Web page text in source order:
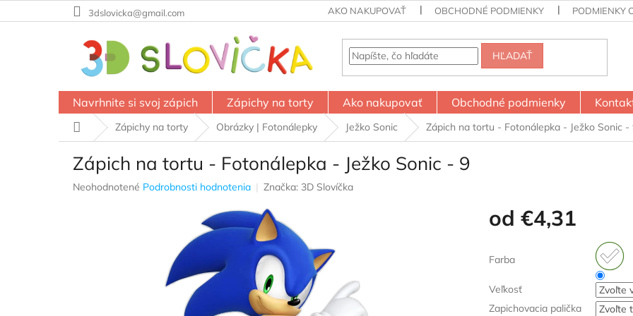
na
3dslovicka@gmail.com AKO NAKUPOVAŤ OBCHODNÉ PODMIENKY PODMIENKY
HĽADAŤ
Navrhnite si svoj zápich Zápichy na torty Ako nakupovať Obchodné podmienky
DomovZápichy na torty Obrázky | Fotonálepky Ježko Sonic Zápich na tortu - Fotonálepka - Ježko Sonic -
Zápich na tortu - Fotonálepka - Ježko Sonic - 9
Priemerné
Neohodnotené Podrobnosti hodnotenia Značka: 3D Slovíčka
od €4,31
cena:
Farba
Veľkosť
Zapichovacia palička